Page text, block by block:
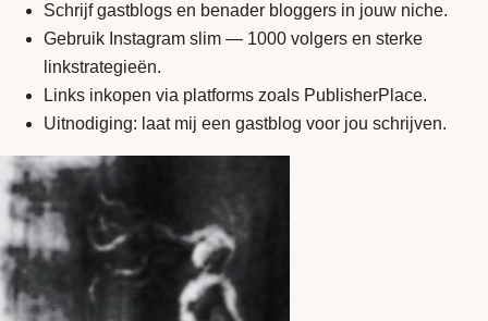
Schrijf gastblogs en benader bloggers in jouw niche.
Gebruik Instagram slim — 1000 volgers en sterke
linkstrategieën.
Links inkopen via platforms zoals PublisherPlace.
Uitnodiging: laat mij een gastblog voor jou schrijven.